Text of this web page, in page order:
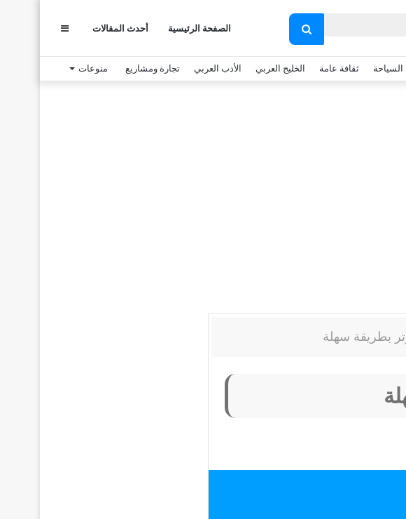
بحث
عن
الصفحة الرئيسية أحدث المقالات
السياحة ثقافة عامة الخليج العربي الأدب العربي تجارة ومشاريع منوعات
بطريقة سهلة